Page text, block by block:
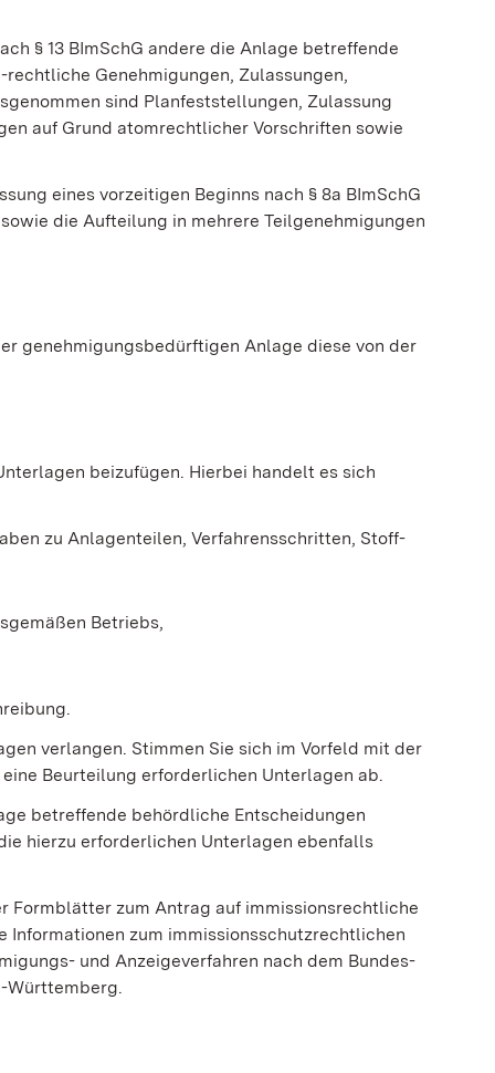
§ 13 BImSchG andere die Anlage betreffende
Genehmigungen, Zulassungen,
sind Planfeststellungen, Zulassung
auf Grund atomrechtlicher Vorschriften sowie
eines vorzeitigen Beginns nach § 8a BImSchG
die Aufteilung in mehrere Teilgenehmigungen
genehmigungsbedürftigen Anlage diese von der
beizufügen. Hierbei handelt es sich
zu Anlagenteilen, Verfahrensschritten, Stoff-
Betriebs,
verlangen. Stimmen Sie sich im Vorfeld mit der
Beurteilung erforderlichen Unterlagen ab.
betreffende behördliche Entscheidungen
hierzu erforderlichen Unterlagen ebenfalls
Formblätter zum Antrag auf immissionsrechtliche
Informationen zum immissionsschutzrechtlichen
und Anzeigeverfahren nach dem Bundes-